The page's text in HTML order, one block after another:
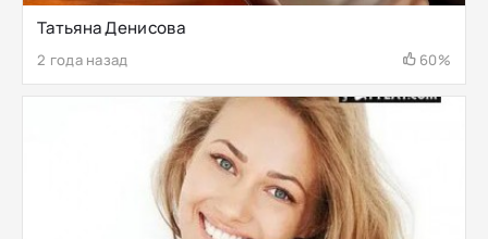
Татьяна Денисова
2 года назад 60%